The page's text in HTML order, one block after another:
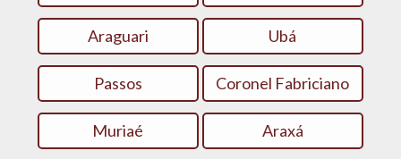
Araguari Ubá
Passos Coronel Fabriciano
Muriaé Araxá